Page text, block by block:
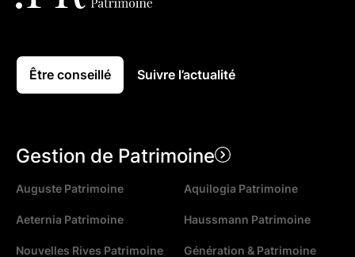
Être conseillé Suivre l’actualité
Gestion de Patrimoine
Auguste Patrimoine Aquilogia Patrimoine
Aeternia Patrimoine Haussmann Patrimoine
Nouvelles Rives Patrimoine Génération & Patrimoine